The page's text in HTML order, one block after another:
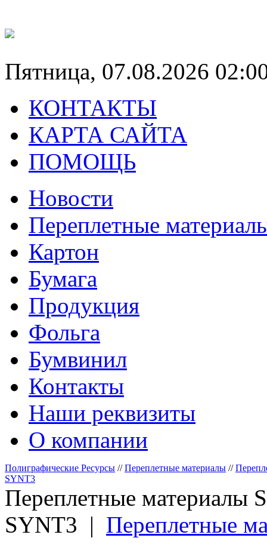
Пятница, 07.08.2026
КОНТАКТЫ
КАРТА САЙТА
ПОМОЩЬ
Новости
Переплетные
Картон
Бумага
Продукция
Фольга
Бумвинил
Контакты
Наши реквизиты
О компании
Полиграфические Ресурсы //Переплетные материалы //
SYNT3
Переплетные материалы
SYNT3 | Переплетные